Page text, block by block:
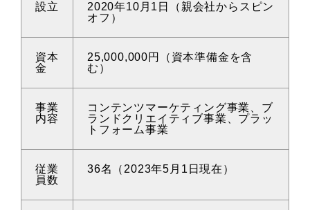
設立
2020年10月1日（親会社からスピン
オフ）
資本
金
25,000,000円（資本準備金を含
む）
事業
内容
コンテンツマーケティング事業、ブ
ランドクリエイティブ事業、プラッ
トフォーム事業
従業
員数
36名（2023年5月1日現在）